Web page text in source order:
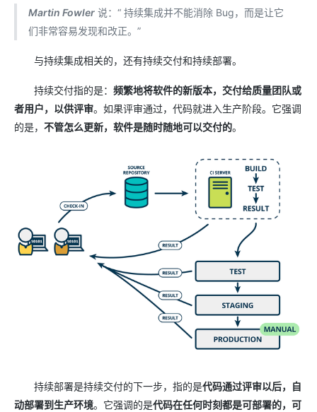
Martin Fowler 说：“ 持续集成并不能消除 Bug，而是让它
们非常容易发现和改正。”
与持续集成相关的，还有持续交付和持续部署。
持续交付指的是： 频繁地将软件的新版本，交付给质量团队或
者用户，以供评审。如果评审通过，代码就进入生产阶段。它强调
的是， 不管怎么更新，软件是随时随地可以交付的。
持续部署是持续交付的下一步，指的是代码通过评审以后，自
动部署到生产环境。它强调的是代码在任何时刻都是可部署的，可